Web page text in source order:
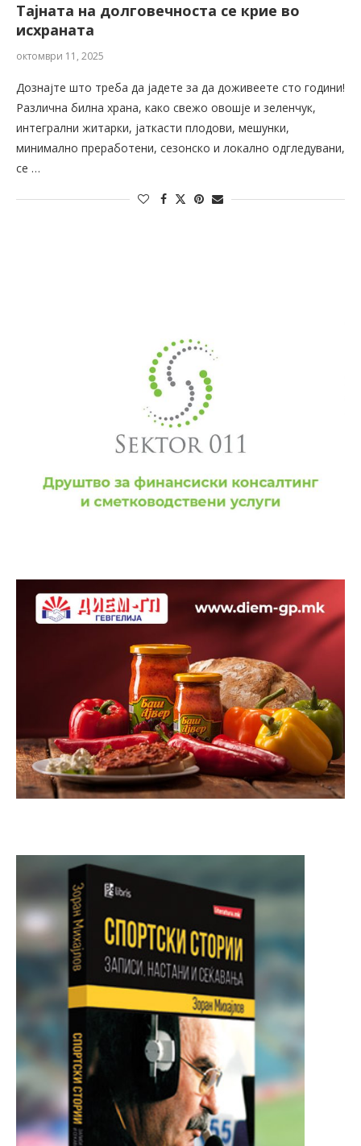
Тајната на долговечноста се крие во
исхраната
октомври 11, 2025
Дознајте што треба да јадете за да доживеете сто години!
Различна билна храна, како свежо овошје и зеленчук,
интегрални житарки, јаткасти плодови, мешунки,
минимално преработени, сезонско и локално одгледувани,
се …